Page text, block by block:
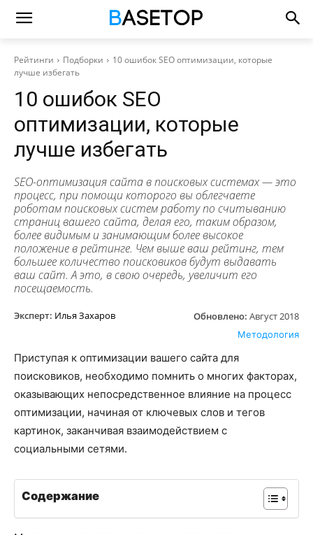
Рейтинги Подборки
10 ошибок SEO оптимизации, которые
лучше избегать
10 ошибок SEO
оптимизации, которые
лучше избегать
SEO-оптимизация сайта в поисковых системах ― это
процесс, при помощи которого вы облегчаете
роботам поисковых систем работу по считыванию
страниц вашего сайта, делая его, таким образом,
более видимым и занимающим более высокое
положение в рейтинге. Чем выше ваш рейтинг, тем
большее количество поисковиков будут выдавать
ваш сайт. А это, в свою очередь, увеличит его
посещаемость.
Эксперт: Илья Захаров Обновлено: Август 2018
Методология
Приступая к оптимизации вашего сайта для
поисковиков, необходимо помнить о многих факторах,
оказывающих непосредственное влияние на процесс
оптимизации, начиная от ключевых слов и тегов
картинок, заканчивая взаимодействием с
социальными сетями.
Содержание